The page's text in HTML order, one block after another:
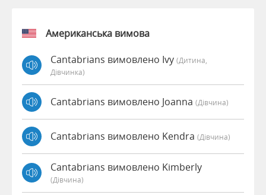
Американська вимова
Cantabrians вимовлено Ivy (дитина,
Дівчинка)
Cantabrians вимовлено Joanna (дівчина)
Cantabrians вимовлено Kendra (дівчина)
Cantabrians вимовлено Kimberly
(дівчина)